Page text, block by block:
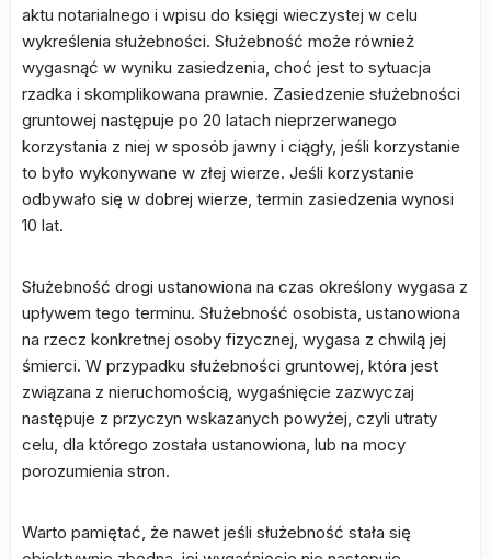
aktu notarialnego i wpisu do księgi wieczystej w celu
wykreślenia służebności. Służebność może również
wygasnąć w wyniku zasiedzenia, choć jest to sytuacja
rzadka i skomplikowana prawnie. Zasiedzenie służebności
gruntowej następuje po 20 latach nieprzerwanego
korzystania z niej w sposób jawny i ciągły, jeśli korzystanie
to było wykonywane w złej wierze. Jeśli korzystanie
odbywało się w dobrej wierze, termin zasiedzenia wynosi
10 lat.
Służebność drogi ustanowiona na czas określony wygasa z
upływem tego terminu. Służebność osobista, ustanowiona
na rzecz konkretnej osoby fizycznej, wygasa z chwilą jej
śmierci. W przypadku służebności gruntowej, która jest
związana z nieruchomością, wygaśnięcie zazwyczaj
następuje z przyczyn wskazanych powyżej, czyli utraty
celu, dla którego została ustanowiona, lub na mocy
porozumienia stron.
Warto pamiętać, że nawet jeśli służebność stała się